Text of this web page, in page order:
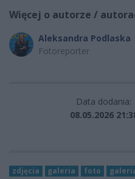
Więcej o autorze /
Aleksandra Podlaska
Fotoreporter
Data dodania:
08.05.2026
zdjęcia galeria foto